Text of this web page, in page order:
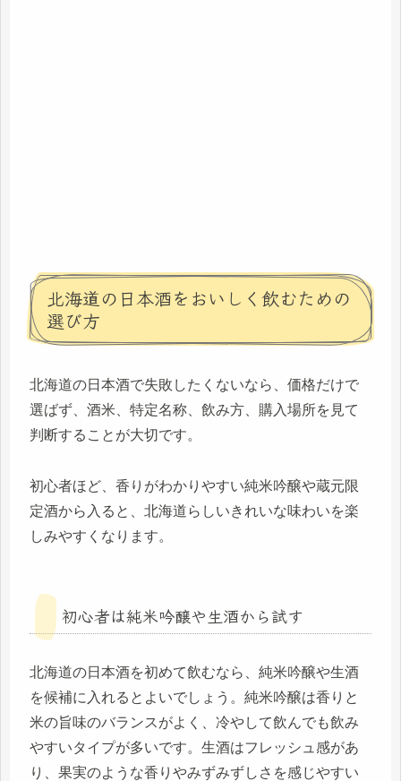
北海道の日本酒をおいしく飲むための
選び方
北海道の日本酒で失敗したくないなら、価格だけで
選ばず、酒米、特定名称、飲み方、購入場所を見て
判断することが大切です。
初心者ほど、香りがわかりやすい純米吟醸や蔵元限
定酒から入ると、北海道らしいきれいな味わいを楽
しみやすくなります。
初心者は純米吟醸や生酒から試す
北海道の日本酒を初めて飲むなら、純米吟醸や生酒
を候補に入れるとよいでしょう。純米吟醸は香りと
米の旨味のバランスがよく、冷やして飲んでも飲み
やすいタイプが多いです。生酒はフレッシュ感があ
り、果実のような香りやみずみずしさを感じやすい